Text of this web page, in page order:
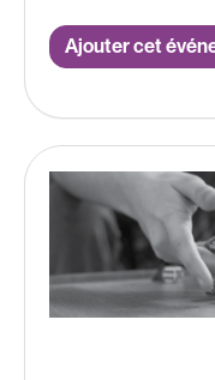
Ajouter cet